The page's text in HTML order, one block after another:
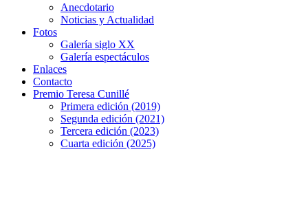
Anecdotario
Noticias y Actualidad
Fotos
Galería siglo XX
Galería espectáculos
Enlaces
Contacto
Premio Teresa Cunillé
Primera edición (2019)
Segunda edición (2021)
Tercera edición (2023)
Cuarta edición (2025)